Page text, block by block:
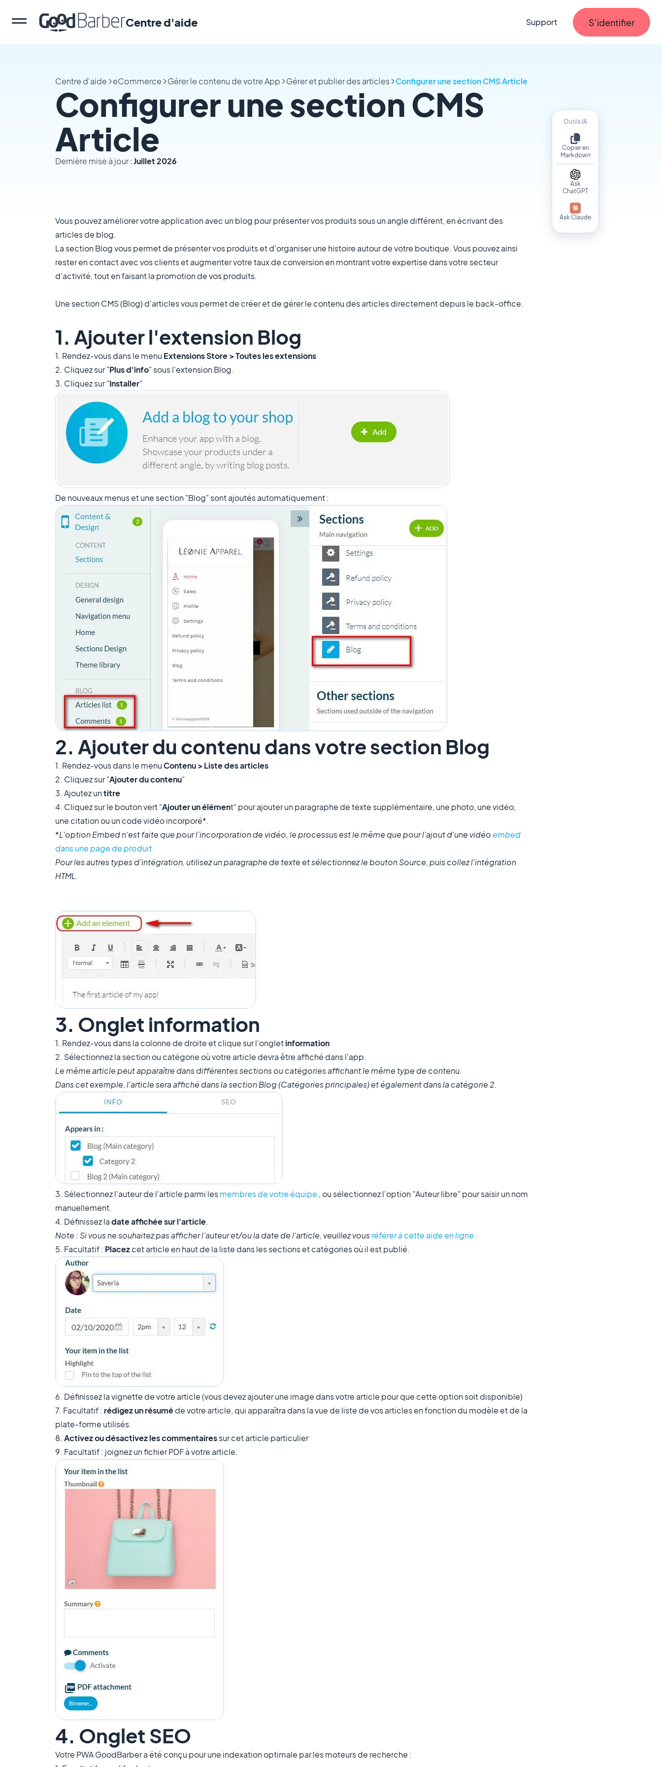
Centre d'aide Support S'identifier
Outils IA
Copier en
Markdown
Ask
ChatGPT
Ask Claude
Centre d'aide eCommerce Gérer le contenu de votre App Gérer et publier des articles Configurer une section CMS Article
Configurer une section CMS
Article
Dernière mise à jour :Juillet 2026
Vous pouvez améliorer votre application avec un blog pour présenter vos produits sous un angle différent, en écrivant des
articles de blog.
La section Blog vous permet de présenter vos produits et d'organiser une histoire autour de votre boutique. Vous pouvez ainsi
rester en contact avec vos clients et augmenter votre taux de conversion en montrant votre expertise dans votre secteur
d'activité, tout en faisant la promotion de vos produits.
Une section CMS (Blog) d'articles vous permet de créer et de gérer le contenu des articles directement depuis le back-office.
1. Ajouter l'extension Blog
1. Rendez-vous dans le menu Extensions Store > Toutes les extensions
2. Cliquez sur "Plus d'info" sous l'extension Blog.
3. Cliquez sur "Installer"
De nouveaux menus et une section "Blog" sont ajoutés automatiquement :
2. Ajouter du contenu dans votre section Blog
1. Rendez-vous dans le menuContenu > Liste des articles
2. Cliquez sur "Ajouter du contenu"
3. Ajoutez untitre
4. Cliquez sur le bouton vert "Ajouter un élément" pour ajouter un paragraphe de texte supplémentaire, une photo, une vidéo,
une citation ou un code vidéo incorporé*.
*L'option Embed n'est faite que pour l'incorporation de vidéo, le processus est le même que pour l'ajout d'une vidéo embed
dans une page de produit.
Pour les autres types d'intégration, utilisez un paragraphe de texte et sélectionnez le bouton Source, puis collez l'intégration
HTML.
3. Onglet information
1. Rendez-vous dans la colonne de droite et clique sur l'ongletinformation
2. Sélectionnez la section ou catégorie où votre article devra être affiché dans l'app.
Le même article peut apparaître dans différentes sections ou catégories affichant le même type de contenu.
Dans cet exemple, l'article sera affiché dans la section Blog (Catégories principales) et également dans la catégorie 2.
3. Sélectionnez l'auteur de l'article parmi lesmembres de votre équipe , ou sélectionnez l'option "Auteur libre" pour saisir un nom
manuellement.
4. Définissez ladate affichée sur l'article.
Note : Si vous ne souhaitez pas afficher l'auteur et/ou la date de l'article, veuillez vousréférer à cette aide en ligne .
5. Facultatif : Placezcet article en haut de la liste dans les sections et catégories où il est publié.
6. Définissez la vignette de votre article (vous devez ajouter une image dans votre article pour que cette option soit disponible)
7. Facultatif : rédigez un résuméde votre article, qui apparaîtra dans la vue de liste de vos articles en fonction du modèle et de la
plate-forme utilisés.
8. Activez ou désactivez les commentairessur cet article particulier
9. Facultatif : joignez un fichier PDF à votre article.
4. Onglet SEO
Votre PWA GoodBarber a été conçu pour une indexation optimale par les moteurs de recherche :